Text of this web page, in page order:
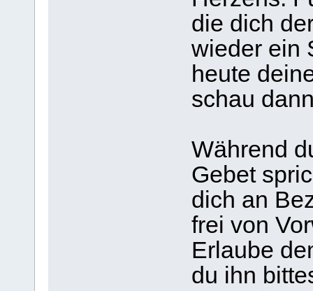
die dich
wieder ein
heute
schau
Während
Gebet
dich an
frei von
Erlaube
du ihn